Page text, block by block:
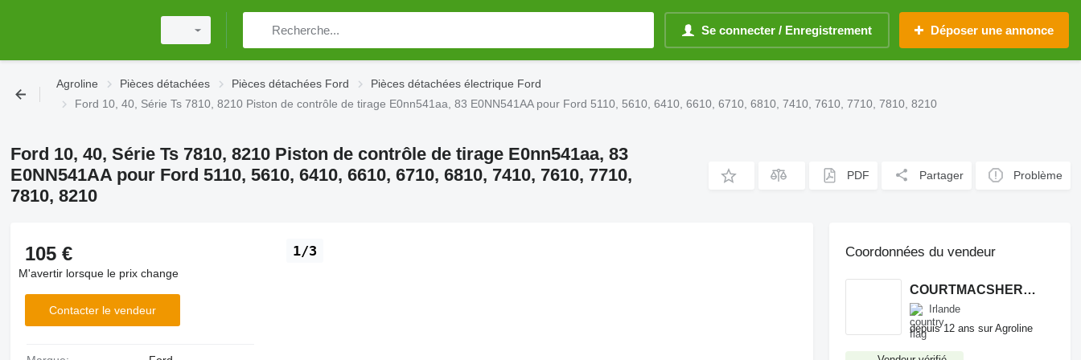
Se connecter / Enregistrement Déposer une annonce
Agroline Pièces détachées Pièces détachées Ford
Pièces détachées électrique Ford
Ford 10, 40, Série Ts 7810, 8210 Piston de contrôle de tirage E0nn541aa, 83 E0NN541AA pour Ford 5110, 5610, 6410, 6610, 6710, 6810, 7410, 7610, 7710, 7810, 8210
Ford 10, 40, Série Ts 7810, 8210 Piston de contrôle de tirage E0nn541aa, 83
E0NN541AA pour Ford 5110, 5610, 6410, 6610, 6710, 6810, 7410, 7610, 7710,
7810, 8210
PDF Partager Problème
1/3
105 €
M'avertir lorsque le prix change
Contacter le vendeur
Coordonnées du vendeur
COURTMACSHERRY MACHINERY LTD
Irlande
depuis 12 ans sur Agroline